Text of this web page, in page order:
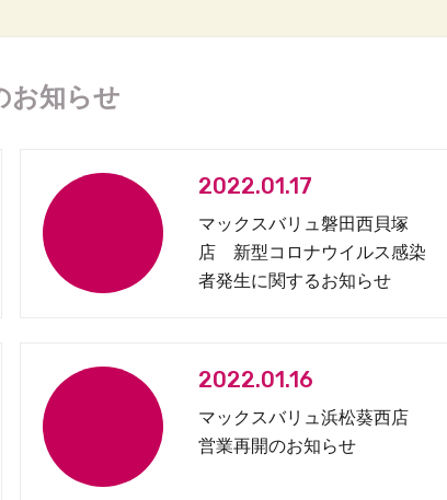
お知らせ
2022.01.17
マックスバリュ磐田西貝塚
店 新型コロナウイルス感染
者発生に関するお知らせ
2022.01.16
マックスバリュ浜松葵西店
営業再開のお知らせ